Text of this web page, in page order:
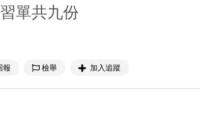
單共九份
報 檢舉 加入追蹤